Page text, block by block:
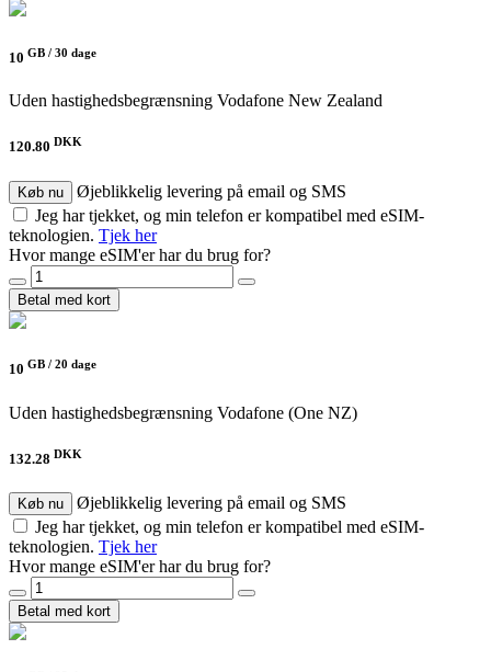
10 GB / 30 dage
Uden hastighedsbegrænsning Vodafone New Zealand
120.80 DKK
Køb nu
Øjeblikkelig levering på email og SMS
Jeg har tjekket, og min telefon er kompatibel med eSIM-
teknologien. Tjek her
Hvor mange eSIM'er har du brug for?
Betal med kort
10 GB / 20 dage
Uden hastighedsbegrænsning Vodafone (One NZ)
132.28 DKK
Køb nu
Øjeblikkelig levering på email og SMS
Jeg har tjekket, og min telefon er kompatibel med eSIM-
teknologien. Tjek her
Hvor mange eSIM'er har du brug for?
Betal med kort